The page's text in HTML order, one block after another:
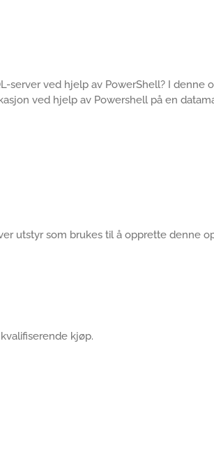
server ved hjelp av PowerShell? I denne
ved hjelp av Powershell på en
utstyr som brukes til å opprette denne
kjøp.